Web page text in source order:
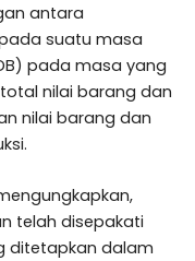
antara
suatu masa
pada masa yang
nilai barang dan
nilai barang dan
telah disepakati
ditetapkan dalam